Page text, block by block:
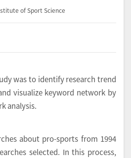
of Sport Science
was to identify research trend
visualize keyword network by
analysis.
about pro-sports from 1994
selected. In this process,